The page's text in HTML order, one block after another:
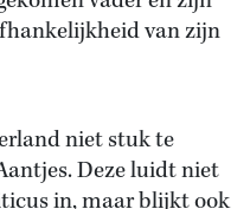
van zijn
niet stuk te
Deze luidt niet
in, maar blijkt ook